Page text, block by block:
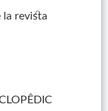
la revista